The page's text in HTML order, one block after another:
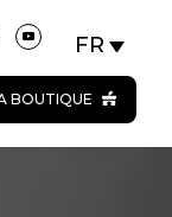
BOUTIQUE